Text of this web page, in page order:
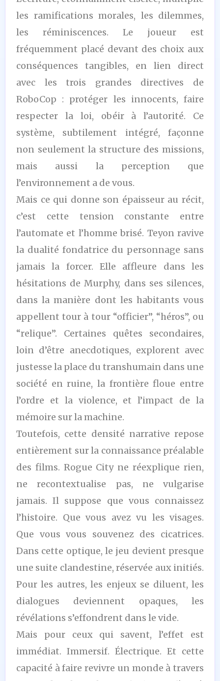
les ramifications morales, les dilemmes,
les réminiscences. Le joueur est
fréquemment placé devant des choix aux
conséquences tangibles, en lien direct
avec les trois grandes directives de
RoboCop : protéger les innocents, faire
respecter la loi, obéir à l’autorité. Ce
système, subtilement intégré, façonne
non seulement la structure des missions,
mais aussi la perception que
l’environnement a de vous.
Mais ce qui donne son épaisseur au récit,
c’est cette tension constante entre
l’automate et l’homme brisé. Teyon ravive
la dualité fondatrice du personnage sans
jamais la forcer. Elle affleure dans les
hésitations de Murphy, dans ses silences,
dans la manière dont les habitants vous
appellent tour à tour “officier”, “héros”, ou
“relique”. Certaines quêtes secondaires,
loin d’être anecdotiques, explorent avec
justesse la place du transhumain dans une
société en ruine, la frontière floue entre
l’ordre et la violence, et l’impact de la
mémoire sur la machine.
Toutefois, cette densité narrative repose
entièrement sur la connaissance préalable
des films. Rogue City ne réexplique rien,
ne recontextualise pas, ne vulgarise
jamais. Il suppose que vous connaissez
l’histoire. Que vous avez vu les visages.
Que vous vous souvenez des cicatrices.
Dans cette optique, le jeu devient presque
une suite clandestine, réservée aux initiés.
Pour les autres, les enjeux se diluent, les
dialogues deviennent opaques, les
révélations s’effondrent dans le vide.
Mais pour ceux qui savent, l’effet est
immédiat. Immersif. Électrique. Et cette
capacité à faire revivre un monde à travers